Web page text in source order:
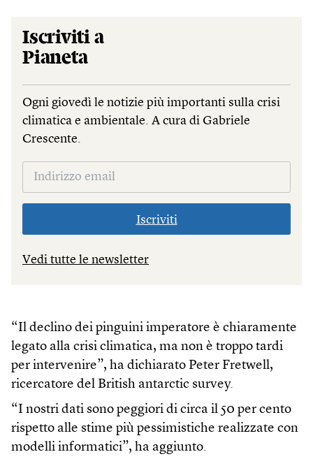
Iscriviti a
Pianeta
Ogni giovedì le notizie più importanti sulla crisi
climatica e ambientale. A cura di Gabriele
Crescente.
Iscriviti
Vedi tutte le newsletter
“Il declino dei pinguini imperatore è chiaramente
legato alla crisi climatica, ma non è troppo tardi
per intervenire”, ha dichiarato Peter Fretwell,
ricercatore del British antarctic survey.
“I nostri dati sono peggiori di circa il 50 per cento
rispetto alle stime più pessimistiche realizzate con
modelli informatici”, ha aggiunto.